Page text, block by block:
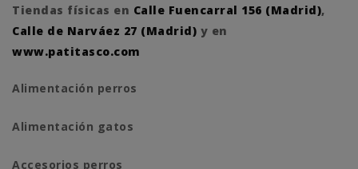
Tiendas físicas en Calle Fuencarral 156 (Madrid),
Calle de Narváez 27 (Madrid) y en
www.patitasco.com
Alimentación perros
Alimentación gatos
Accesorios perros